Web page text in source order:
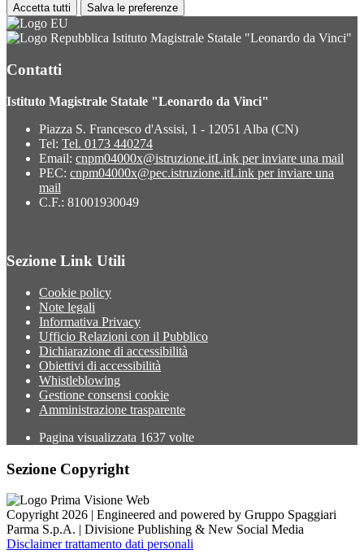
Accetta tutti Salva le preferenze
Istituto Magistrale Statale "Leonardo da Vinci"
Contatti
Istituto Magistrale Statale "Leonardo da Vinci"
Piazza S. Francesco d'Assisi, 1 - 12051 Alba (CN)
Tel: Tel. 0173 440274
Email: cnpm04000x@istruzione.itLink per inviare una mail
PEC: cnpm04000x@pec.istruzione.itLink per inviare una
mail
C.F.: 81001930049
Sezione Link Utili
Cookie policy
Note legali
Informativa Privacy
Ufficio Relazioni con il Pubblico
Dichiarazione di accessibilità
Obiettivi di accessibilità
Whistleblowing
Gestione consensi cookie
Amministrazione trasparente
Pagina visualizzata 1637 volte
Sezione Copyright
Copyright 2026 | Engineered and powered by Gruppo Spaggiari
Parma S.p.A. | Divisione Publishing & New Social Media
Disclaimer trattamento dati personali